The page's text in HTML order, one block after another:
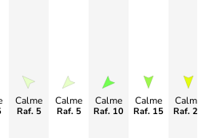
Calme
Raf. 5
Calme
Raf. 5
Calme
Raf. 10
Calme
Raf. 15
Calme
Raf.